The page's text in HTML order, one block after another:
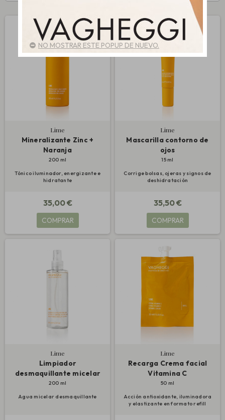
Lime
Mineralizante Zinc +
Naranja
200 ml
Tónico iluminador, energizante e
hidratante
35,00 €
COMPRAR
Lime
Mascarilla contorno de
ojos
15 ml
Corrige bolsas, ojeras y signos de
deshidratación
35,50 €
COMPRAR
Lime
Limpiador
desmaquillante micelar
200 ml
Agua micelar desmaquillante
Lime
Recarga Crema facial
Vitamina C
50 ml
Acción antioxidante, iluminadora
y elastizante en formato refill
NO MOSTRAR ESTE POPUP DE NUEVO.